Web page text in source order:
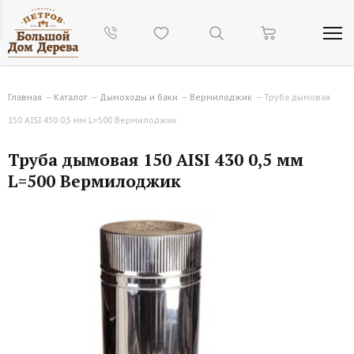
Главная — Каталог — Дымоходы и баки — Вермилоджик — Труба дымовая
150 AISI 430 0,5 мм L=500 Вермилоджик
Труба дымовая 150 AISI 430 0,5 мм
L=500 Вермилоджик